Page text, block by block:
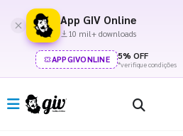
App GIV Online
10 mil+ downloads
APPGIVONLINE 5% OFF
*verifique condições